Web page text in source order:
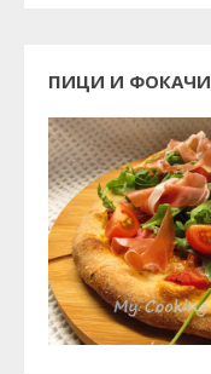
ПИЦИ И ФОКАЧИ